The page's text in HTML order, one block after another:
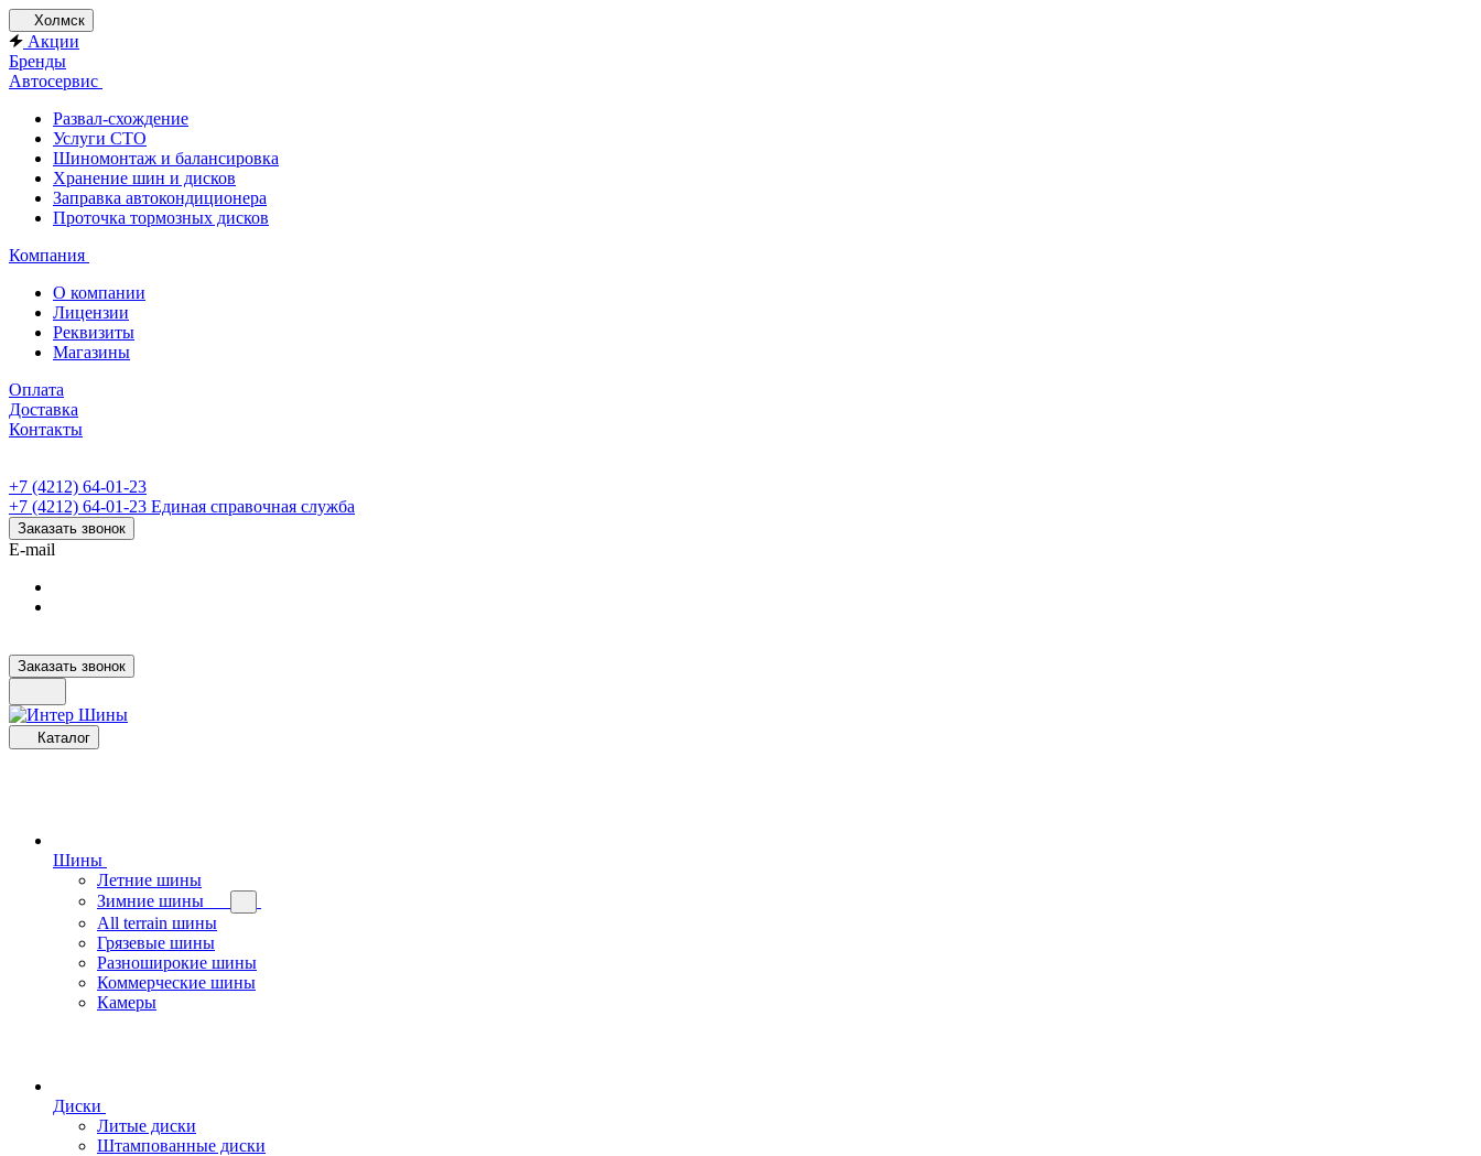
Холмск
Акции
Бренды
Автосервис
Развал-схождение
Услуги СТО
Шиномонтаж и балансировка
Хранение шин и дисков
Заправка автокондиционера
Проточка тормозных дисков
Компания
О компании
Лицензии
Реквизиты
Магазины
Оплата
Доставка
Контакты
+7 (4212) 64-01-23
+7 (4212) 64-01-23 Единая справочная служба
Заказать звонок
E-mail
Заказать звонок
Каталог
Шины
Летние шины
Зимние шины
All terrain шины
Грязевые шины
Разноширокие шины
Коммерческие шины
Камеры
Диски
Литые диски
Штампованные диски